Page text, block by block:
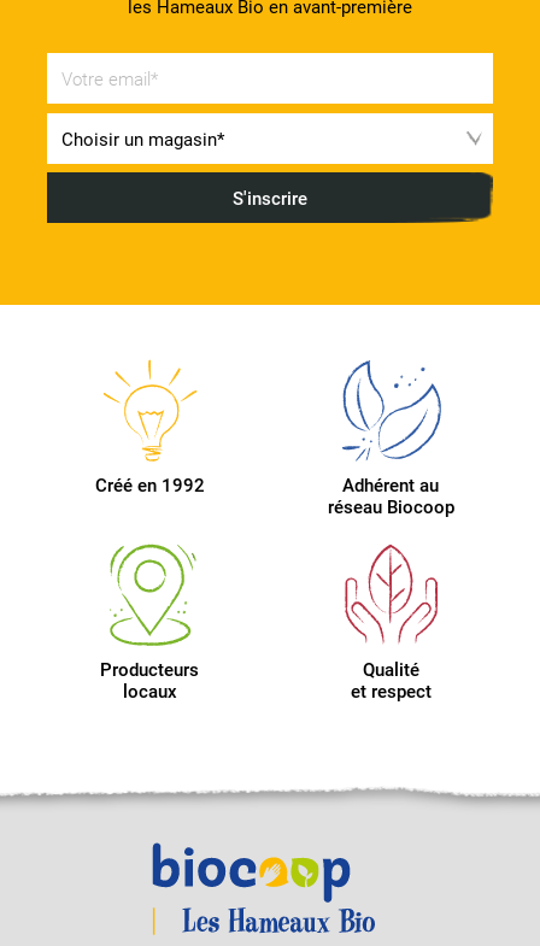
les Hameaux Bio en avant-première
Créé en 1992
Adhérent au
réseau Biocoop
Producteurs
locaux
Qualité
et respect